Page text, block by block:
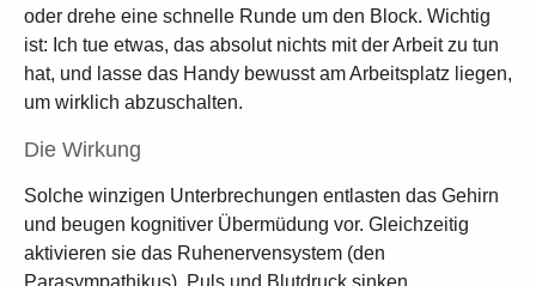
oder drehe eine schnelle Runde um den Block. Wichtig
ist: Ich tue etwas, das absolut nichts mit der Arbeit zu tun
hat, und lasse das Handy bewusst am Arbeitsplatz liegen,
um wirklich abzuschalten.
Die Wirkung
Solche winzigen Unterbrechungen entlasten das Gehirn
und beugen kognitiver Übermüdung vor. Gleichzeitig
aktivieren sie das Ruhenervensystem (den